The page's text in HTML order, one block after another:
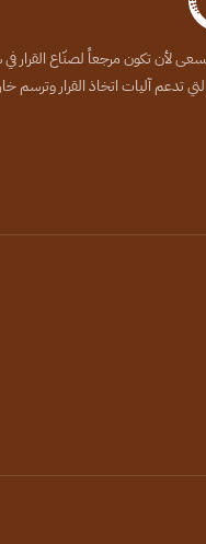
لأن تكون مرجعاً لصنّاع القرار في
تدعم آليات اتخاذ القرار وترسم